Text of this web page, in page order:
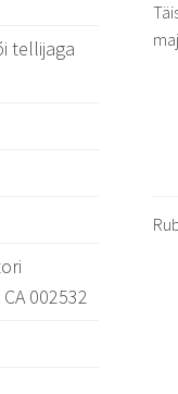
tellijaga
002532